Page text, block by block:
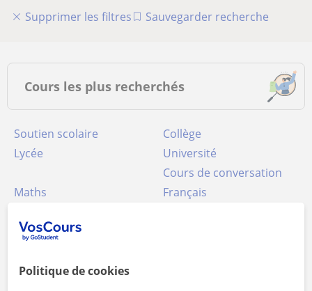
Supprimer les filtres
Sauvegarder recherche
Cours les plus recherchés
Soutien scolaire
Collège
Lycée
Université
Cours de conversation
Maths
Français
Physique
Cours particuliers FLE
Politique de cookies